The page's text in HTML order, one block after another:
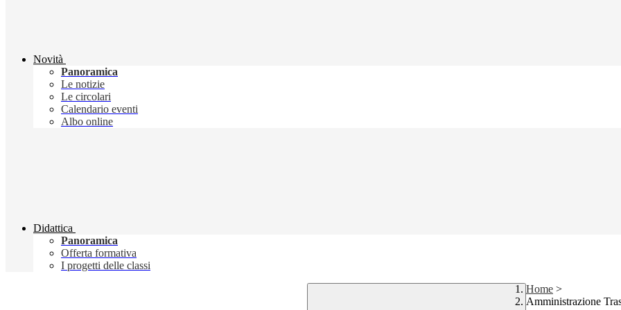
Novità
Panoramica
Le notizie
Le circolari
Calendario eventi
Albo online
Didattica
Panoramica
Offerta formativa
I progetti delle classi
Home >
Amministrazione